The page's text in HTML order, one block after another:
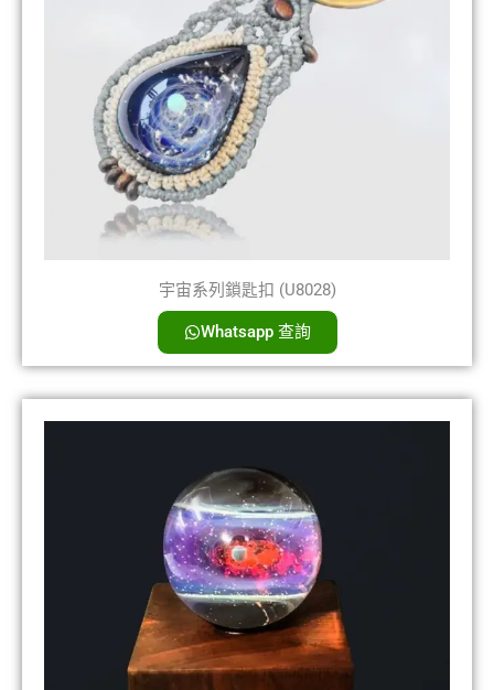
宇宙系列鎖匙扣 (U8028)
Whatsapp 查詢